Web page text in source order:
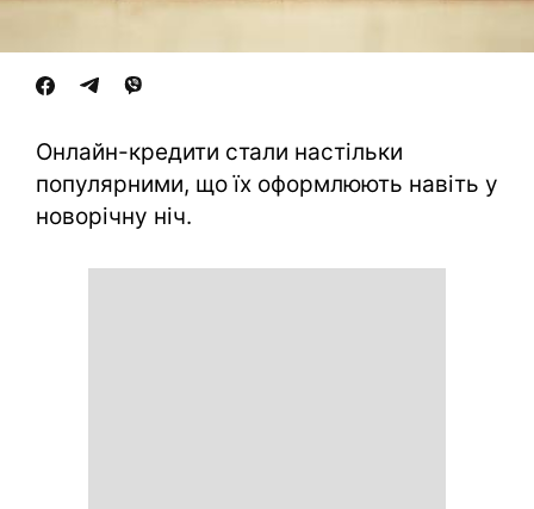
Онлайн-кредити стали настільки
популярними, що їх оформлюють навіть у
новорічну ніч.